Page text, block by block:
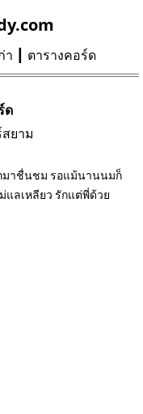
า ตารางคอร์ด
ด
ยาม
มาชื่นชม รอแม้นานนมก็
แลเหลียว รักแต่พี่ด้วย